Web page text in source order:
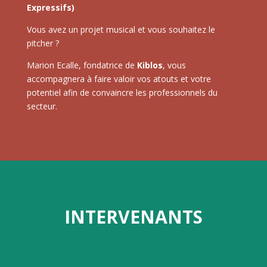
Expressifs)
Vous avez un projet musical et vous souhaitez le
pitcher ?
Marion Ecalle, fondatrice de Kiblos, vous
accompagnera à faire valoir vos atouts et votre
potentiel afin de convaincre les professionnels du
secteur.
INTERVENANTS